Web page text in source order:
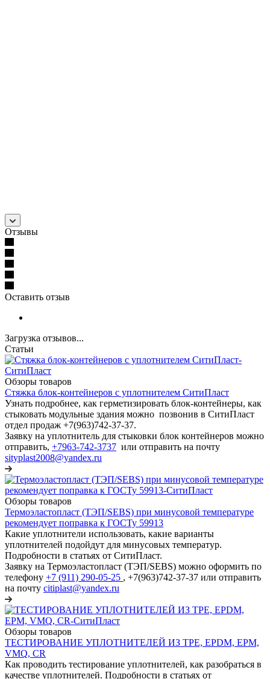
Отзывы
Оставить отзыв
Загрузка отзывов...
Статьи
Обзоры товаров
Стяжка блок-контейнеров с уплотнителем СитиПласт
Узнать подробнее, как герметизировать блок-контейнеры, как
стыковать модульные здания можно позвонив в СитиПласт
отдел продаж +7(963)742-37-37.
Заявку на уплотнитель для стыковки блок контейнеров можно
отправить, +7963-742-3737 или отправить на почту
sityplast2008@yandex.ru
Обзоры товаров
Термоэластопласт (ТЭП/SEBS) при минусовой температуре
рекомендует поправка к ГОСТу 59913
Какие уплотнители использовать, какие варианты
уплотнителей подойдут для минусовых температур.
Подробности в статьях от СитиПласт.
Заявку на Термоэластопласт (ТЭП/SEBS) можно оформить по
телефону +7 (911) 290-05-25 , +7(963)742-37-37 или отправить
на почту citiplast@yandex.ru
Обзоры товаров
ТЕСТИРОВАНИЕ УПЛОТНИТЕЛЕЙ ИЗ TPE, EPDM, EPM,
VMQ, CR
Как проводить тестирование уплотнителей, как разобраться в
качестве уплотнителей. Подробности в статьях от